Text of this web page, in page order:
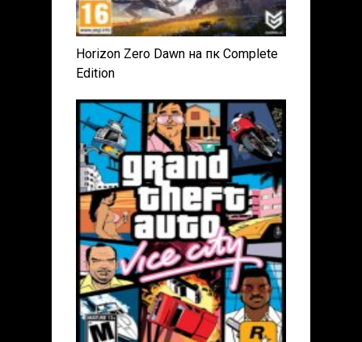
Horizon Zero Dawn на пк Complete
Edition